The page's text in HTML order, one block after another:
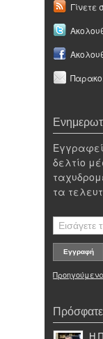
Γίνετε
δελτίο
τα
Η